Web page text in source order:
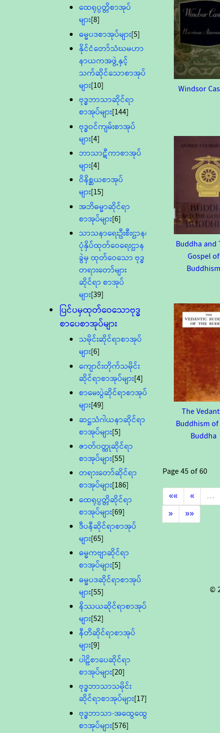
ထေရုပ္ပတ္တိစာအုပ်
များ[8]
ဓမ္မပဒစာအုပ်များ[5]
နိုင်ငံတော်သံဃမဟာ
နာယကအဖွဲ့နှင့်
သက်ဆိုင်သောစာအုပ်
များ[10]
ဗုဒ္ဓဘာသာဆိုင်ရာ
စာအုပ်များ[144]
ဗုဒ္ဓဝင်ကျမ်းစာအုပ်
များ[4]
ဘာသာဋီကာစာအုပ်
များ[4]
ဝိနိစ္ဆယစာအုပ်
များ[15]
အဘိဓမ္မာဆိုင်ရာ
စာအုပ်များ[6]
သာသနာရေးဦးစီးဌာန၊
ပုံနှိပ်ထုတ်ဝေရေးဌာန
ခွဲမှ ထုတ်ဝေသော ဗုဒ္ဓ
တရားတော်များ
ဆိုင်ရာ စာအုပ်
များ[39]
ပြင်ပမှထုတ်ဝေသောဗုဒ္ဓ
စာပေစာအုပ်များ
သမိုင်းဆိုင်ရာစာအုပ်
များ[6]
ကျောင်းတိုက်သမိုင်း
ဆိုင်ရာစာအုပ်များ[4]
စာမေးပွဲဆိုင်ရာစာအုပ်
များ[49]
ဆဋ္ဌသံဂါယနာဆိုင်ရာ
စာအုပ်များ[5]
ဇာတ်၀တ္ထုဆိုင်ရာ
စာအုပ်များ[55]
တရားတော်ဆိုင်ရာ
စာအုပ်များ[186]
ထေရုပ္ပတ္တိဆိုင်ရာ
စာအုပ်များ[69]
ဒီပနီဆိုင်ရာစာအုပ်
များ[65]
ဓမ္မကဗျာဆိုင်ရာ
စာအုပ်များ[5]
ဓမ္မပဒဆိုင်ရာစာအုပ်
များ[55]
နိဿယဆိုင်ရာစာအုပ်
များ[52]
နီတိဆိုင်ရာစာအုပ်
များ[9]
ပါဠိစာပေဆိုင်ရာ
စာအုပ်များ[20]
ဗုဒ္ဓဘာသာသမိုင်း
ဆိုင်ရာစာအုပ်များ[17]
ဗုဒ္ဓဘာသာ-အထွေထွေ
စာအုပ်များ[576]
Windsor
Buddha and
Gospel of
Buddhism
The
Buddhism
Buddha
Page45of60
««
«
…
»
»»
©